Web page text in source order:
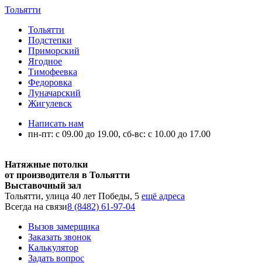
Тольятти
Тольятти
Подстепки
Приморский
Ягодное
Тимофеевка
Федоровка
Луначарский
Жигулевск
Написать нам
пн-пт: с 09.00 до 19.00, сб-вс: с 10.00 до 17.00
Натяжные потолки
от производителя в Тольятти
Выставочный зал
Тольятти, улица 40 лет Победы, 5 ещё адреса
Всегда на связи8 (8482) 61-97-04
Вызов замерщика
Заказать звонок
Калькулятор
Задать вопрос